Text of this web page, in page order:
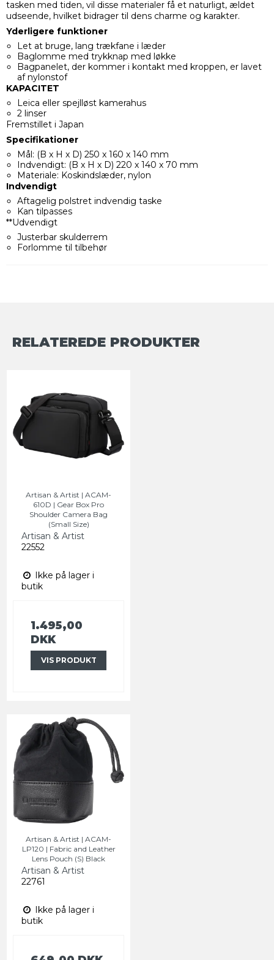
tasken med tiden, vil disse materialer få et naturligt, ældet
udseende, hvilket bidrager til dens charme og karakter.
Yderligere funktioner
Let at bruge, lang trækfane i læder
Baglomme med trykknap med løkke
Bagpanelet, der kommer i kontakt med kroppen, er lavet
af nylonstof
KAPACITET
Leica eller spejlløst kamerahus
2 linser
Fremstillet i Japan
Specifikationer
Mål: (B x H x D) 250 x 160 x 140 mm
Indvendigt: (B x H x D) 220 x 140 x 70 mm
Materiale: Koskindslæder, nylon
Indvendigt
Aftagelig polstret indvendig taske
Kan tilpasses
**Udvendigt
Justerbar skulderrem
Forlomme til tilbehør
RELATEREDE PRODUKTER
Artisan & Artist | ACAM-
610D | Gear Box Pro
Shoulder Camera Bag
(Small Size)
Artisan & Artist
22552
Ikke på lager i
butik
1.495,00
DKK
VIS PRODUKT
Artisan & Artist | ACAM-
LP120 | Fabric and Leather
Lens Pouch (S) Black
Artisan & Artist
22761
Ikke på lager i
butik